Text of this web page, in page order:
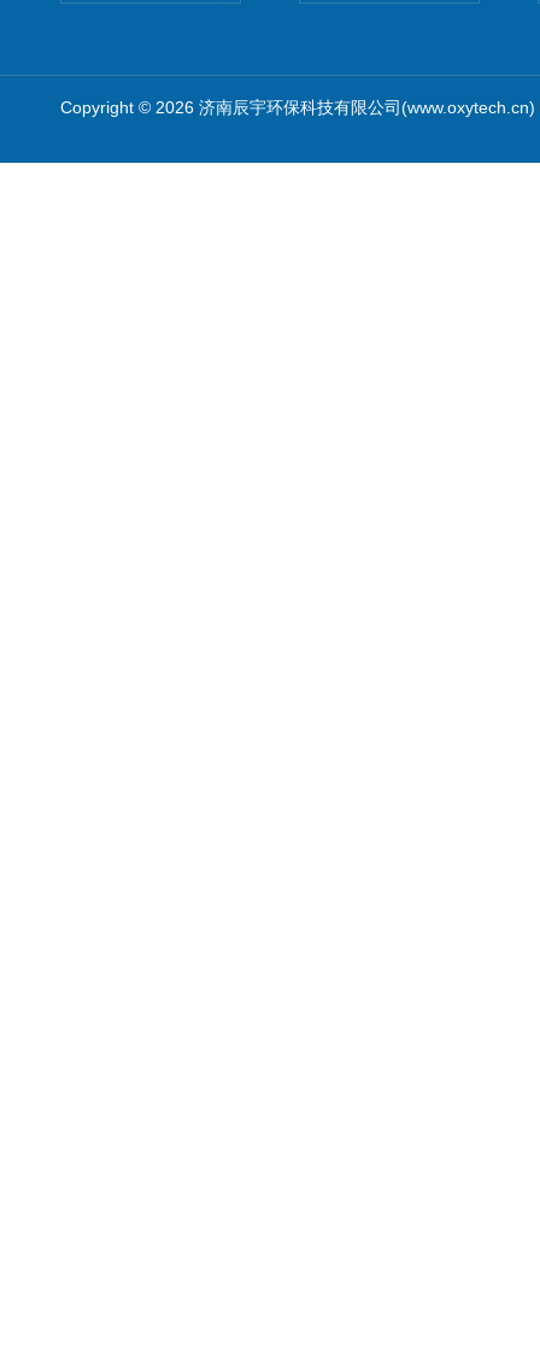
Copyright © 2026 济南辰宇环保科技有限公司(www.oxytech.cn)